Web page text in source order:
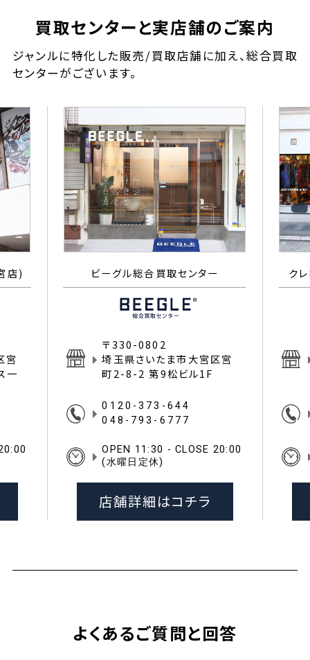
買取センターと実店舗のご案内
ジャンルに特化した販売/買取店舗に加え、総合買取
センターがございます。
店)
宮
一
ビーグル総合買取センター
〒330-0802
埼玉県さいたま市大宮区宮
町2-8-2 第9松ビル1F
0120-373-644
048-793-6777
OPEN 11:30 - CLOSE 20:00
(水曜日定休)
店舗詳細はコチラ
ク
よくあるご質問と回答